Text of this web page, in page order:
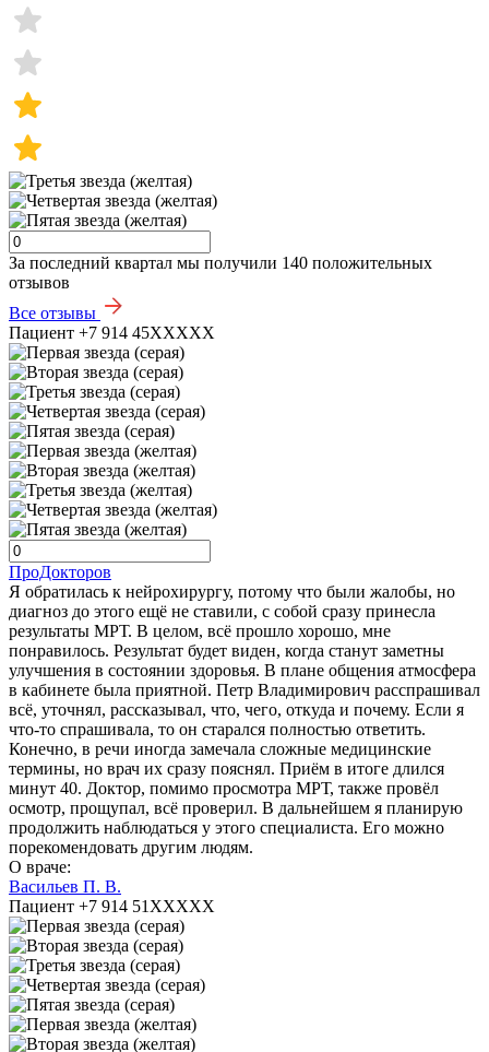
За последний квартал мы получили 140 положительных
отзывов
Все отзывы
Пациент +7 914 45XXXXX
ПроДокторов
Я обратилась к нейрохирургу, потому что были жалобы, но
диагноз до этого ещё не ставили, с собой сразу принесла
результаты МРТ. В целом, всё прошло хорошо, мне
понравилось. Результат будет виден, когда станут заметны
улучшения в состоянии здоровья. В плане общения атмосфера
в кабинете была приятной. Петр Владимирович расспрашивал
всё, уточнял, рассказывал, что, чего, откуда и почему. Если я
что-то спрашивала, то он старался полностью ответить.
Конечно, в речи иногда замечала сложные медицинские
термины, но врач их сразу пояснял. Приём в итоге длился
минут 40. Доктор, помимо просмотра МРТ, также провёл
осмотр, прощупал, всё проверил. В дальнейшем я планирую
продолжить наблюдаться у этого специалиста. Его можно
порекомендовать другим людям.
О враче:
Васильев П. В.
Пациент +7 914 51XXXXX